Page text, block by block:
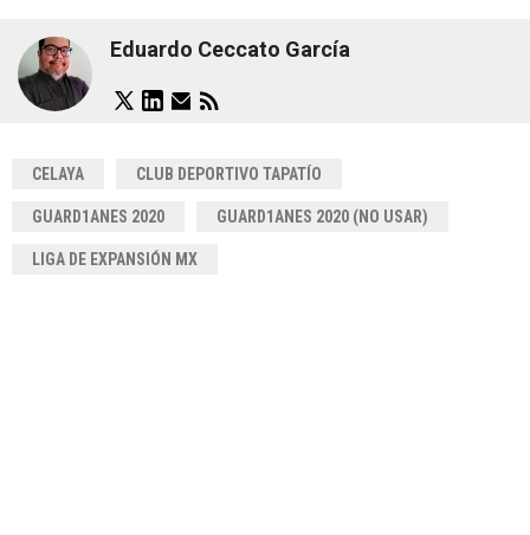
Eduardo Ceccato García
CELAYA CLUB DEPORTIVO TAPATÍO
GUARD1ANES 2020 GUARD1ANES 2020 (NO USAR)
LIGA DE EXPANSIÓN MX